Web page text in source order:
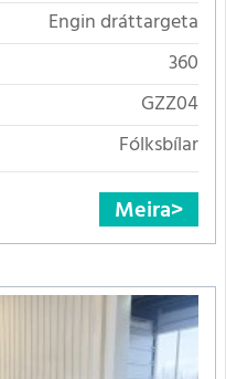
Engin dráttargeta
360
GZZ04
Fólksbílar
Meira